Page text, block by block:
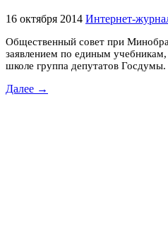
16 октября 2014 Интернет-
Общественный совет при
заявлением по единым учебникам,
школе группа депутатов Госдумы.
Далее →